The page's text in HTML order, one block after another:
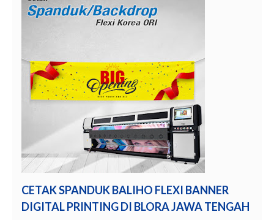
CETAK SPANDUK BALIHO FLEXI BANNER
DIGITAL PRINTING DI BLORA JAWA TENGAH